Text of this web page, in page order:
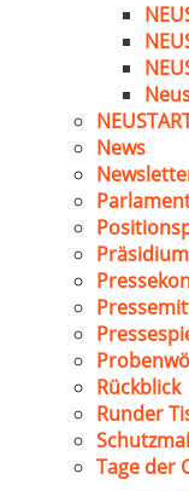
News
Präsidium
Rückblick
Runder
Tage der